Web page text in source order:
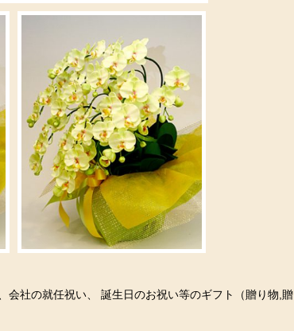
社の就任祝い、 誕生日のお祝い等のギフト（贈り物,贈